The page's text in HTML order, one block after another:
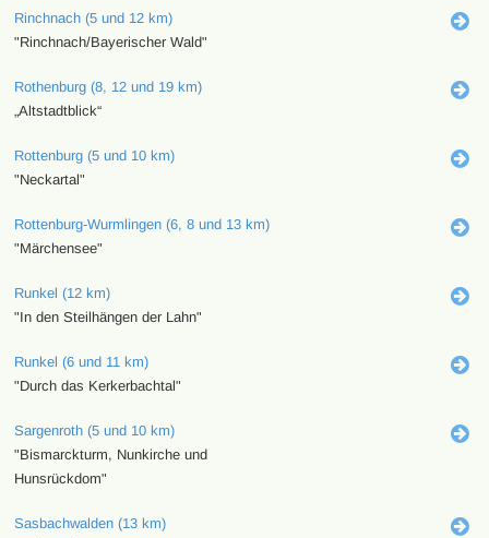
Rinchnach (5 und 12 km)
"Rinchnach/Bayerischer Wald"
Rothenburg (8, 12 und 19 km)
„Altstadtblick“
Rottenburg (5 und 10 km)
"Neckartal"
Rottenburg-Wurmlingen (6, 8 und 13 km)
"Märchensee"
Runkel (12 km)
"In den Steilhängen der Lahn"
Runkel (6 und 11 km)
"Durch das Kerkerbachtal"
Sargenroth (5 und 10 km)
"Bismarckturm, Nunkirche und
Hunsrückdom"
Sasbachwalden (13 km)